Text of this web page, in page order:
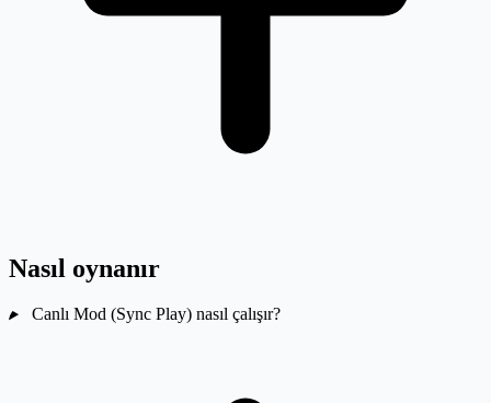
Nasıl oynanır
Canlı Mod (Sync Play) nasıl çalışır?